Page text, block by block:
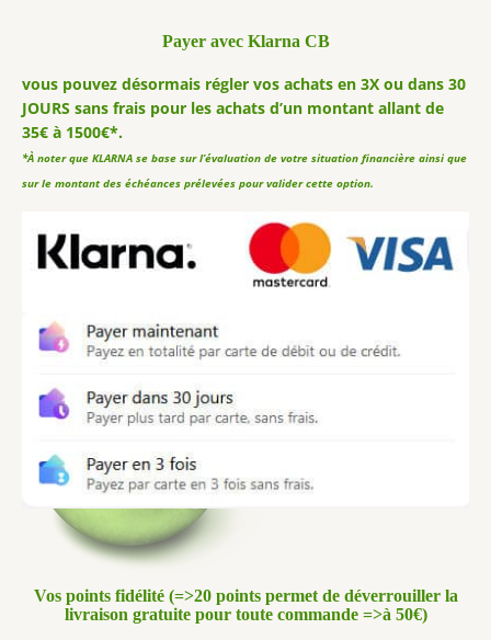
Payer avec Klarna CB
vous pouvez désormais régler vos achats en 3X ou dans 30
JOURS sans frais pour les achats d’un montant allant de
35€ à 1500€*.
*À noter que KLARNA se base sur l’évaluation de votre situation financière ainsi que
sur le montant des échéances prélevées pour valider cette option.
Vos points fidélité (=>20 points permet de déverrouiller la
livraison gratuite pour toute commande =>à 50€)